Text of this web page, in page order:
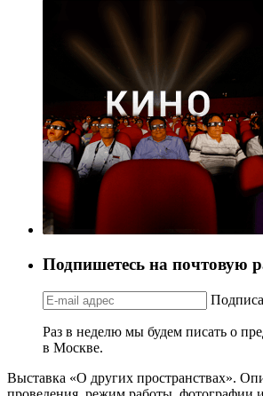
Подпишетесь на почтовую
Раз в неделю мы будем писать о
в Москве.
Выставка «О других пространствах».